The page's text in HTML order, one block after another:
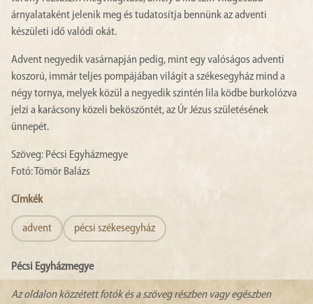
árnyalataként jelenik meg és tudatosítja bennünk az adventi
készületi idő valódi okát.
Advent negyedik vasárnapján pedig, mint egy valóságos adventi
koszorú, immár teljes pompájában világít a székesegyház mind a
négy tornya, melyek közül a negyedik szintén lila ködbe burkolózva
jelzi a karácsony közeli beköszöntét, az Úr Jézus születésének
ünnepét.
Szöveg: Pécsi Egyházmegye
Fotó: Tömör Balázs
Címkék
advent pécsi székesegyház
Pécsi Egyházmegye
Az oldalon közzétett fotók és a szöveg részben vagy egészben